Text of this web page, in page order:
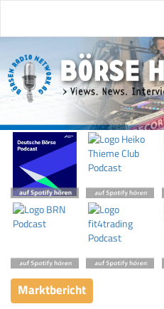
Marktbericht